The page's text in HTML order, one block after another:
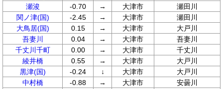
瀬浚
-0.70 → 大津市
瀬田川
関ノ津(国)
-2.45 → 大津市
瀬田川
大鳥居(国)
0.15 → 大津市
大戸川
吾妻川
0.04 → 大津市
吾妻川
千丈川千町
0.00 → 大津市
千丈川
綾井橋
0.55 → 大津市
大戸川
黒津(国)
-0.24 ↓ 大津市
大戸川
中村橋
-0.88 → 大津市
安曇川